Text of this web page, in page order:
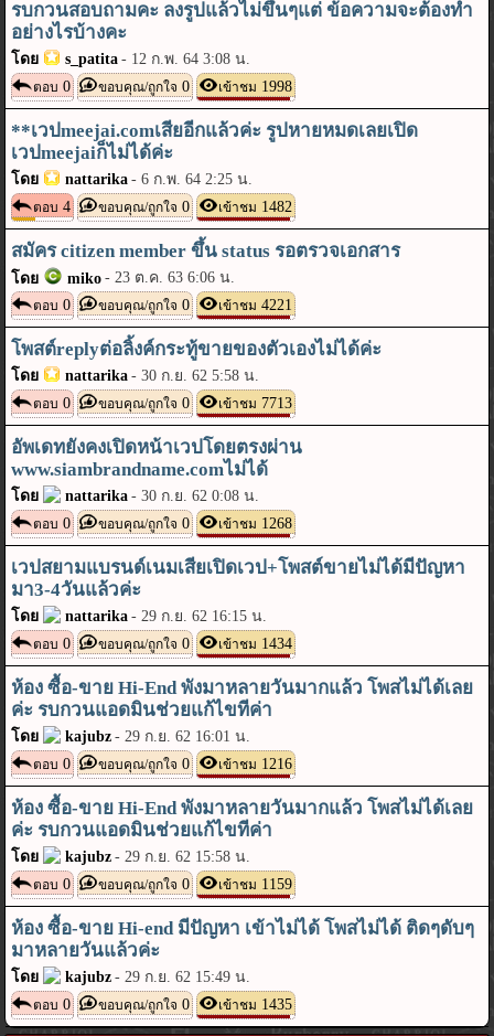
รบกวนสอบถามคะ ลงรูปแล้วไม่ขึ้นๆแต่ ข้อความจะต้องทำ
อย่างไรบ้างคะ
โดย s_patita - 12 ก.พ. 64 3:08 น.
ตอบ 0 ขอบคุณ/ถูกใจ 0 เข้าชม 1998
**เวปmeejai.comเสียอีกแล้วค่ะ รูปหายหมดเลยเปิด
เวปmeejaiก็ไม่ได้ค่ะ
โดย nattarika -6 ก.พ. 64 2:25 น.
ตอบ 4 ขอบคุณ/ถูกใจ 0 เข้าชม 1482
สมัคร citizen member ขึ้น status รอตรวจเอกสาร
โดย miko -23 ต.ค. 63 6:06 น.
ตอบ 0 ขอบคุณ/ถูกใจ 0 เข้าชม 4221
โพสต์replyต่อลิ้งค์กระทู้ขายของตัวเองไม่ได้ค่ะ
โดย nattarika -30 ก.ย. 62 5:58 น.
ตอบ 0 ขอบคุณ/ถูกใจ 0 เข้าชม 7713
อัพเดทยังคงเปิดหน้าเวปโดยตรงผ่าน
www.siambrandname.comไม่ได้
โดย nattarika -30 ก.ย. 62 0:08 น.
ตอบ 0 ขอบคุณ/ถูกใจ 0 เข้าชม 1268
เวปสยามแบรนด์เนมเสียเปิดเวป+โพสต์ขายไม่ได้มีปัญหา
มา3-4วันแล้วค่ะ
โดย nattarika -29 ก.ย. 62 16:15 น.
ตอบ 0 ขอบคุณ/ถูกใจ 0 เข้าชม 1434
ห้อง ซื้อ-ขาย Hi-End พังมาหลายวันมากแล้ว โพสไม่ได้เลย
ค่ะ รบกวนแอดมินช่วยแก้ไขทีค่า
โดย kajubz -29 ก.ย. 62 16:01 น.
ตอบ 0 ขอบคุณ/ถูกใจ 0 เข้าชม 1216
ห้อง ซื้อ-ขาย Hi-End พังมาหลายวันมากแล้ว โพสไม่ได้เลย
ค่ะ รบกวนแอดมินช่วยแก้ไขทีค่า
โดย kajubz -29 ก.ย. 62 15:58 น.
ตอบ 0 ขอบคุณ/ถูกใจ 0 เข้าชม 1159
ห้อง ซื้อ-ขาย Hi-end มีปัญหา เข้าไม่ได้ โพสไม่ได้ ติดๆดับๆ
มาหลายวันแล้วค่ะ
โดย kajubz -29 ก.ย. 62 15:49 น.
ตอบ 0 ขอบคุณ/ถูกใจ 0 เข้าชม 1435